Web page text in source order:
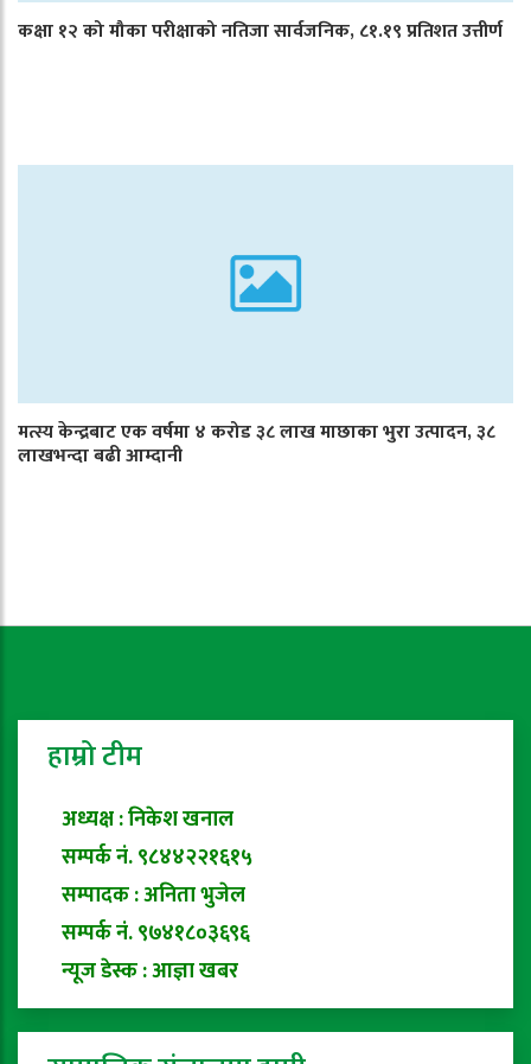
कक्षा १२ को मौका परीक्षाको नतिजा सार्वजनिक, ८१.१९ प्रतिशत उत्तीर्ण
मत्स्य केन्द्रबाट एक वर्षमा ४ करोड ३८ लाख माछाका भुरा उत्पादन, ३८
लाखभन्दा बढी आम्दानी
हाम्रो टीम
अध्यक्ष : निकेश खनाल
सम्पर्क नं. ९८४४२२१६१५
सम्पादक : अनिता भुजेल
सम्पर्क नं. ९७४१८०३६९६
न्यूज डेस्क : आज्ञा खबर